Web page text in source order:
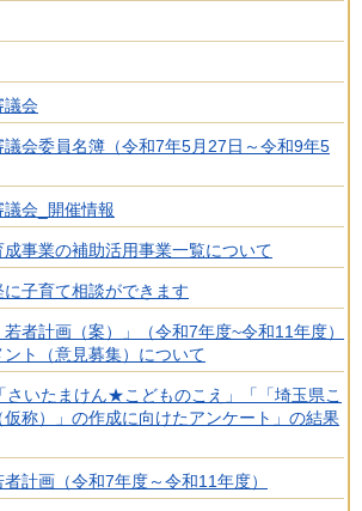
議会
会委員名簿（令和7年5月27日～令和9年5
会_開催情報
事業の補助活用事業一覧について
子育て相談ができます
若者計画（案）」（令和7年度~令和11年度）
ト（意見募集）について
さいたまけん★こどものこえ」「「埼玉県こ
仮称）」の作成に向けたアンケート」の結果
計画（令和7年度～令和11年度）